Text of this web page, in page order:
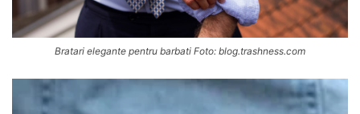
Bratari elegante pentru barbati Foto: blog.trashness.com